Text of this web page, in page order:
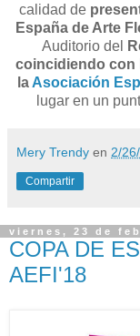
calidad de
España de Arte
Auditorio del
coincidiendo con
la Asociación
lugar en un
Mery Trendy en 2/
Compartir
viernes, 23 de
COPA DE
AEFI'18